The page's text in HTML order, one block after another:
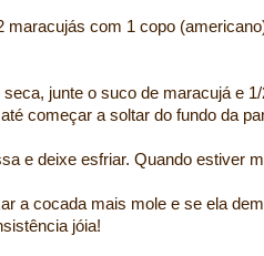
maracujás com 1 copo
junte o suco de maracujá e
começar a soltar do fundo da
e deixe esfriar. Quando estiver
a cocada mais mole e se ela
jóia!